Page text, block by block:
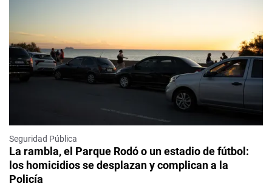
Seguridad Pública
La rambla, el Parque Rodó o un estadio de fútbol:
los homicidios se desplazan y complican a la
Policía